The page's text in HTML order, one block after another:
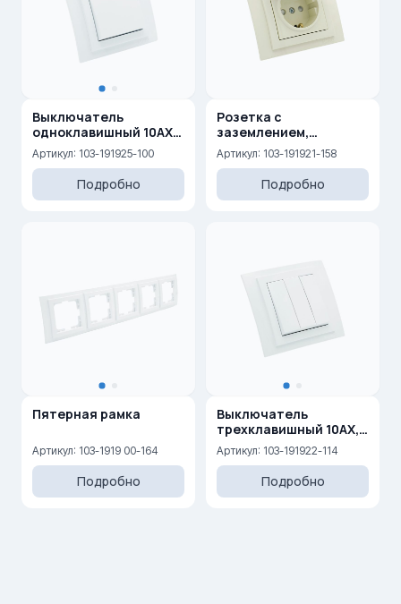
Выключатель
одноклавишный 10AX,
250 V
Артикул: 103-191925-100
Подробно
Розетка с
заземлением,
крышкой и защитными
шторками 16A, 250 V
Артикул: 103-191921-158
Подробно
Пятерная рамка
Артикул: 103-1919 00-164
Подробно
Выключатель
трехклавишный 10AX,
250 V
Артикул: 103-191922-114
Подробно